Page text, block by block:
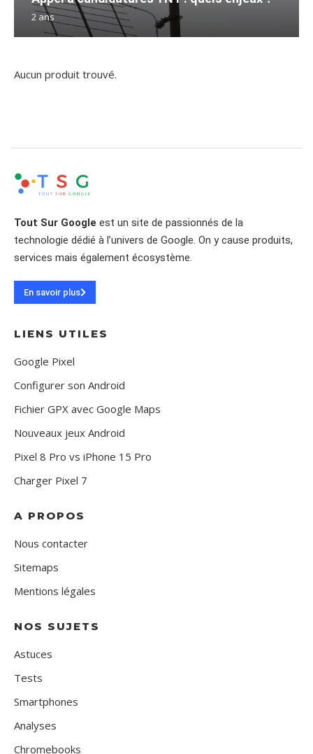
2 ans
Aucun produit trouvé.
Tout Sur Google est un site de passionnés de la
technologie dédié à l’univers de Google. On y cause produits,
services mais également écosystème.
En savoir plus
LIENS UTILES
Google Pixel
Configurer son Android
Fichier GPX avec Google Maps
Nouveaux jeux Android
Pixel 8 Pro vs iPhone 15 Pro
Charger Pixel 7
A PROPOS
Nous contacter
Sitemaps
Mentions légales
NOS SUJETS
Astuces
Tests
Smartphones
Analyses
Chromebooks